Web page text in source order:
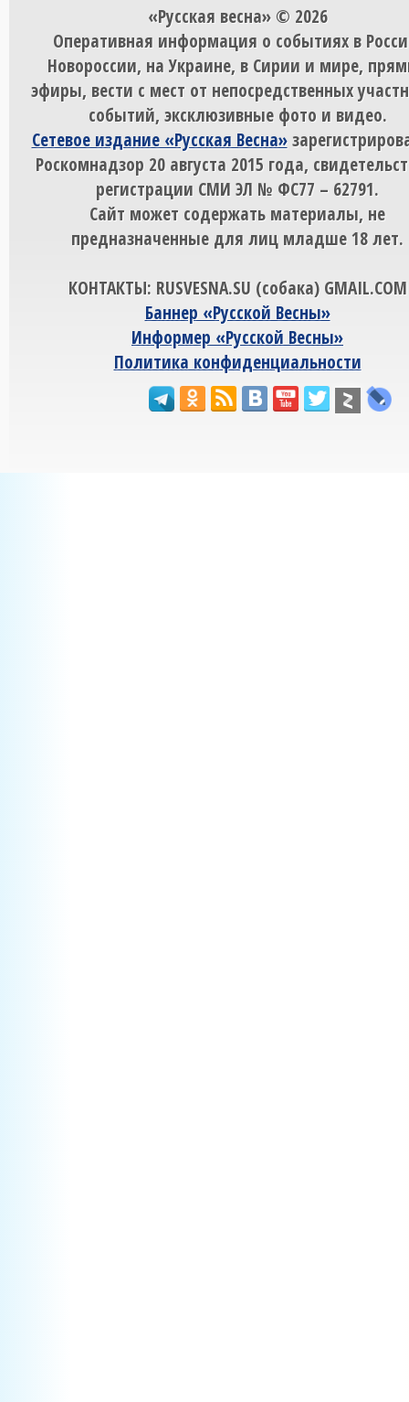
«Русская весна» © 2026
Оперативная информация о событиях в
Новороссии, на Украине, в Сирии и мире,
эфиры, вести с мест от непосредственных
событий, эксклюзивные фото и видео.
Сетевое издание «Русская Весна»
Роскомнадзор 20 августа 2015 года,
регистрации СМИ ЭЛ № ФС77 – 62791.
Сайт может содержать материалы, не
предназначенные для лиц младше 18 лет.
КОНТАКТЫ: RUSVESNA.SU (собака) GMAIL.COM
Баннер «Русской Весны»
Информер «Русской Весны»
Политика конфиденциальности